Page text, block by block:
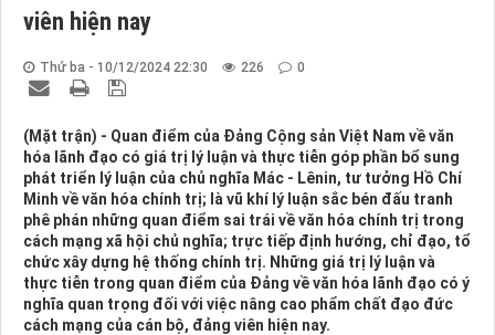
viên hiện nay
Thứ ba - 10/12/2024 22:30 226 0
(Mặt trận) - Quan điểm của Đảng Cộng sản Việt Nam về văn
hóa lãnh đạo có giá trị lý luận và thực tiễn góp phần bổ sung
phát triển lý luận của chủ nghĩa Mác - Lênin, tư tưởng Hồ Chí
Minh về văn hóa chính trị; là vũ khí lý luận sắc bén đấu tranh
phê phán những quan điểm sai trái về văn hóa chính trị trong
cách mạng xã hội chủ nghĩa; trực tiếp định hướng, chỉ đạo, tổ
chức xây dựng hệ thống chính trị. Những giá trị lý luận và
thực tiễn trong quan điểm của Đảng về văn hóa lãnh đạo có ý
nghĩa quan trọng đối với việc nâng cao phẩm chất đạo đức
cách mạng của cán bộ, đảng viên hiện nay.